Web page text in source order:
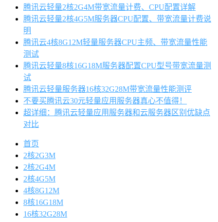
腾讯云轻量2核2G4M带宽流量计费、CPU配置详解
腾讯云轻量2核4G5M服务器CPU配置、带宽流量计费说
明
腾讯云4核8G12M轻量服务器CPU主频、带宽流量性能
测试
腾讯云轻量8核16G18M服务器配置CPU型号带宽流量测
试
腾讯云轻量服务器16核32G28M带宽流量性能测评
不要买腾讯云30元轻量应用服务器真心不值得！
超详细：腾讯云轻量应用服务器和云服务器区别优缺点
对比
首页
2核2G3M
2核2G4M
2核4G5M
4核8G12M
8核16G18M
16核32G28M